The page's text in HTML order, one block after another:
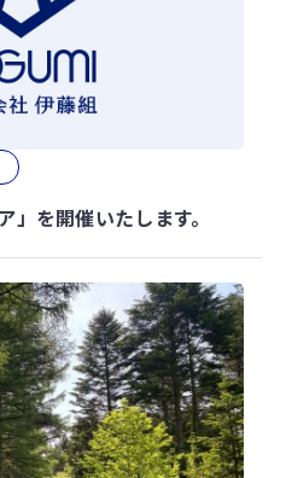
」を開催いたします。